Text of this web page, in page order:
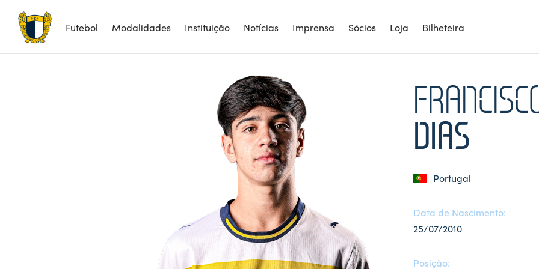
Futebol Modalidades Instituição Notícias Imprensa Sócios Loja Bilheteira
DIAS
Portugal
Data de Nascimento:
25/07/2010
Posição: